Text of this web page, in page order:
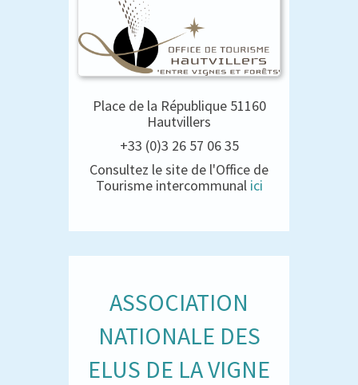
Place de la République 51160
Hautvillers
+33 (0)3 26 57 06 35
Consultez le site de l'Office de
Tourisme intercommunal ici
ASSOCIATION
NATIONALE DES
ELUS DE LA VIGNE